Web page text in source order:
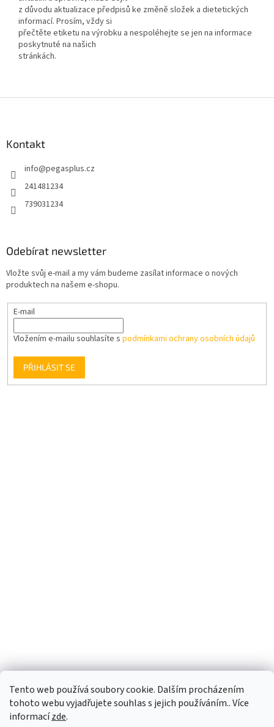
Tento web používá soubory cookie. Dalším procházením
tohoto webu vyjadřujete souhlas s jejich používáním.. Více
informacízde.
z důvodu aktualizace předpisů ke změně složek a dietetických
informací. Prosím, vždy si
přečtěte etiketu na výrobku a nespoléhejte se jen na informace
poskytnuté na našich
stránkách.
Kontakt
info@pegasplus.cz
241481234
739031234
Odebírat newsletter
Vložte svůj e-mail a my vám budeme zasílat informace o nových
produktech na našem e-shopu.
E-mail
Vložením e-mailu souhlasíte s podmínkami ochrany osobních údajů
PŘIHLÁSIT SE